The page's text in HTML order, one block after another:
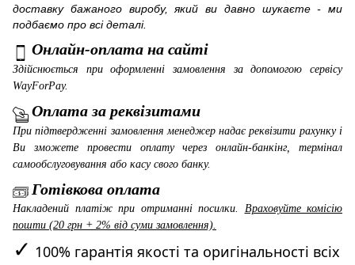
доставку бажаного виробу, який ви давно шукаєте - ми
подбаємо про всі деталі.
Онлайн-оплата на сайті
Здійснюється при оформленні замовлення за допомогою сервісу
WayForPay.
Оплата за реквізитами
При підтвердженні замовлення менеджер надає реквізити рахунку і
Ви зможете провести оплату через онлайн-банкінг, термінал
самообслуговування або касу свого банку.
Готівкова оплата
Накладений платіж при отриманні посилки. Враховуйте комісію
пошти (20 грн + 2% від суми замовлення).
✓ 100% гарантія якості та оригінальності всіх